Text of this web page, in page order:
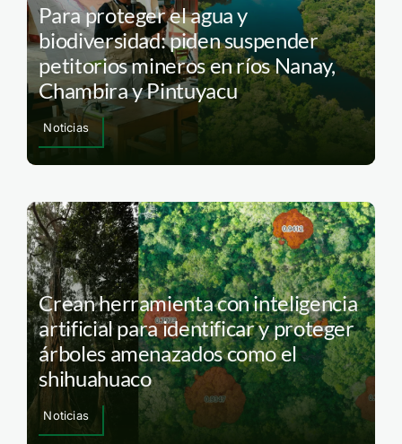
Para proteger el agua y
biodiversidad: piden suspender
petitorios mineros en ríos Nanay,
Chambira y Pintuyacu
Noticias
Crean herramienta con inteligencia
artificial para identificar y proteger
árboles amenazados como el
shihuahuaco
Noticias